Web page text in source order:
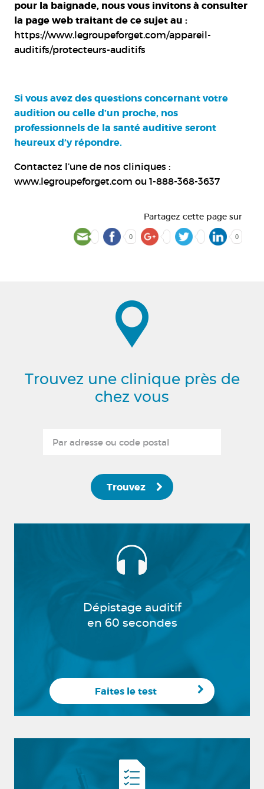
pour la baignade, nous vous invitons à consulter
la page web traitant de ce sujet au :
https://www.legroupeforget.com/appareil-
auditifs/protecteurs-auditifs
Si vous avez des questions concernant votre
audition ou celle d’un proche, nos
professionnels de la santé auditive seront
heureux d’y répondre.
Contactez l’une de nos cliniques :
www.legroupeforget.com ou 1-888-368-3637
Partagez cette page sur
0 0
Trouvez une clinique près de
chez vous
Trouvez
Dépistage auditif
en 60 secondes
Faites le test